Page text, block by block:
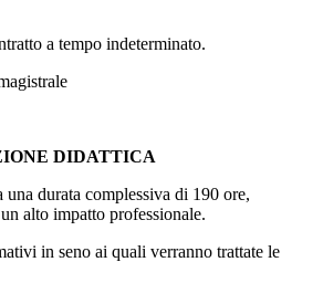
a tempo indeterminato.
DIDATTICA
durata complessiva di 190 ore,
alto impatto professionale.
in seno ai quali verranno trattate le